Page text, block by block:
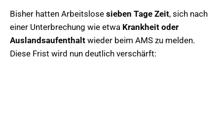
Bisher hatten Arbeitslose sieben Tage Zeit, sich nach
einer Unterbrechung wie etwa Krankheit oder
Auslandsaufenthalt wieder beim AMS zu melden.
Diese Frist wird nun deutlich verschärft: